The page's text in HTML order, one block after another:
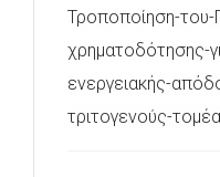
Τροποποίηση-
χρηματοδότησης-
ενεργειακής-
τριτογενούς-